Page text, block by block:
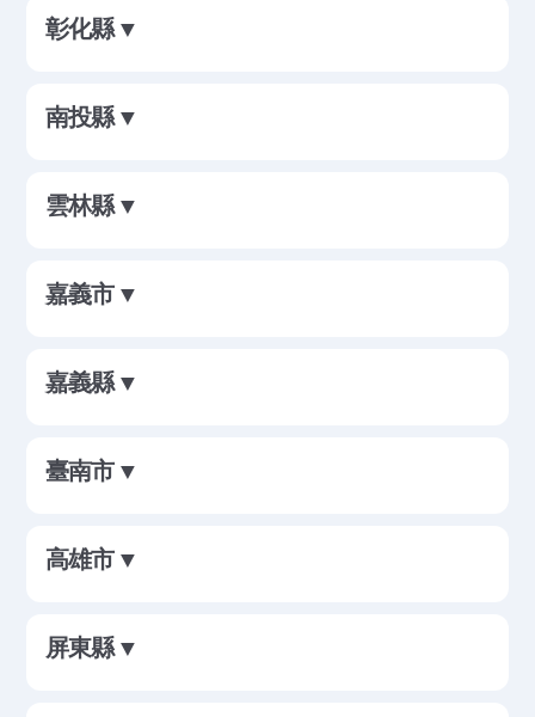
彰化縣 ▼
南投縣 ▼
雲林縣 ▼
嘉義市 ▼
嘉義縣 ▼
臺南市 ▼
高雄市 ▼
屏東縣 ▼